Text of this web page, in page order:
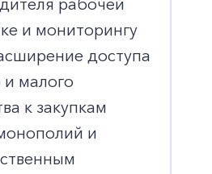
рабочей
и мониторингу
доступа
и малого
к закупкам
и